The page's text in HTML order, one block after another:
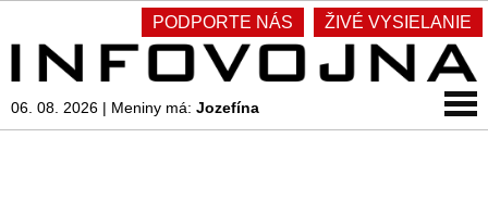
PODPORTE NÁS ŽIVÉ VYSIELANIE
06. 08. 2026 | Meniny má: Jozefína